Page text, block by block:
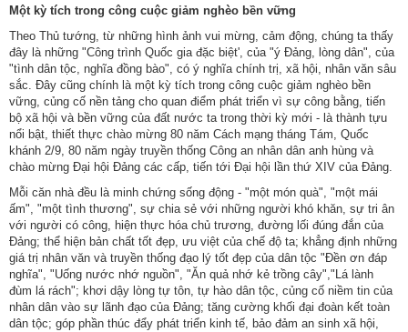
Một kỳ tích trong công cuộc giảm nghèo bền vững
Theo Thủ tướng, từ những hình ảnh vui mừng, cảm động, chúng ta thấy
đây là những "Công trình Quốc gia đặc biệt', của "ý Đảng, lòng dân", của
"tình dân tộc, nghĩa đồng bào", có ý nghĩa chính trị, xã hội, nhân văn sâu
sắc. Đây cũng chính là một kỳ tích trong công cuộc giảm nghèo bền
vững, củng cố nền tảng cho quan điểm phát triển vì sự công bằng, tiến
bộ xã hội và bền vững của đất nước ta trong thời kỳ mới - là thành tựu
nổi bật, thiết thực chào mừng 80 năm Cách mạng tháng Tám, Quốc
khánh 2/9, 80 năm ngày truyền thống Công an nhân dân anh hùng và
chào mừng Đại hội Đảng các cấp, tiến tới Đại hội lần thứ XIV của Đảng.
Mỗi căn nhà đều là minh chứng sống động - "một món quà", "một mái
ấm", "một tình thương", sự chia sẻ với những người khó khăn, sự tri ân
với người có công, hiện thực hóa chủ trương, đường lối đúng đắn của
Đảng; thể hiện bản chất tốt đẹp, ưu việt của chế độ ta; khẳng định những
giá trị nhân văn và truyền thống đạo lý tốt đẹp của dân tộc "Đền ơn đáp
nghĩa", "Uống nước nhớ nguồn", "Ăn quả nhớ kẻ trồng cây","Lá lành
đùm lá rách"; khơi dậy lòng tự tôn, tự hào dân tộc, củng cố niềm tin của
nhân dân vào sự lãnh đạo của Đảng; tăng cường khối đại đoàn kết toàn
dân tộc; góp phần thúc đẩy phát triển kinh tế, bảo đảm an sinh xã hội,